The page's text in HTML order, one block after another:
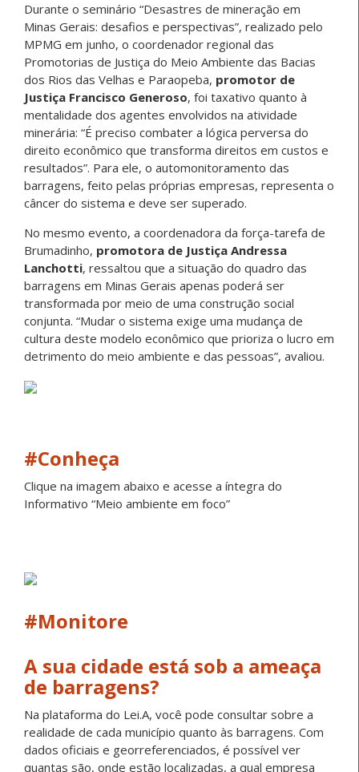
Durante o seminário “Desastres de mineração em
Minas Gerais: desafios e perspectivas”, realizado pelo
MPMG em junho, o coordenador regional das
Promotorias de Justiça do Meio Ambiente das Bacias
dos Rios das Velhas e Paraopeba, promotor de
Justiça Francisco Generoso, foi taxativo quanto à
mentalidade dos agentes envolvidos na atividade
minerária: “É preciso combater a lógica perversa do
direito econômico que transforma direitos em custos e
resultados”. Para ele, o automonitoramento das
barragens, feito pelas próprias empresas, representa o
câncer do sistema e deve ser superado.
No mesmo evento, a coordenadora da força-tarefa de
Brumadinho, promotora de Justiça Andressa
Lanchotti, ressaltou que a situação do quadro das
barragens em Minas Gerais apenas poderá ser
transformada por meio de uma construção social
conjunta. “Mudar o sistema exige uma mudança de
cultura deste modelo econômico que prioriza o lucro em
detrimento do meio ambiente e das pessoas”, avaliou.
#Conheça
Clique na imagem abaixo e acesse a íntegra do
Informativo “Meio ambiente em foco”
#Monitore
A sua cidade está sob a ameaça
de barragens?
Na plataforma do Lei.A, você pode consultar sobre a
realidade de cada município quanto às barragens. Com
dados oficiais e georreferenciados, é possível ver
quantas são, onde estão localizadas, a qual empresa